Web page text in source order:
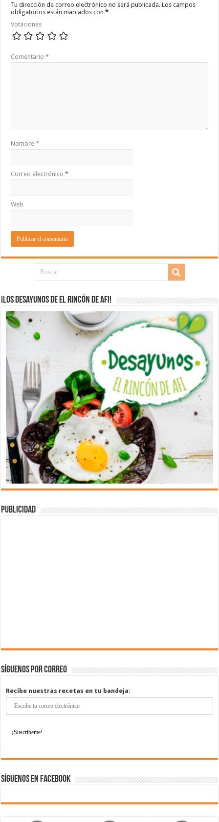
Tu dirección de correo electrónico no será publicada. Los campos
obligatorios están marcados con*
Votaciones
Comentario*
Nombre*
Correo electrónico*
Web
¡Los desayunos de El Rincón de Afi!
Publicidad
Síguenos por correo
Recibe nuestras recetas en tu bandeja:
Síguenos en Facebook